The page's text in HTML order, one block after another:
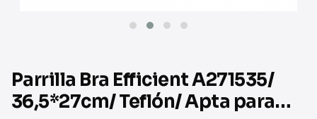
Parrilla Bra Efficient A271535/
36,5*27cm/ Teflón/ Apta para